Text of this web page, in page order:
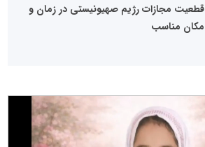
قطعیت مجازات رژیم صهیونیستی در زمان و
مکان مناسب